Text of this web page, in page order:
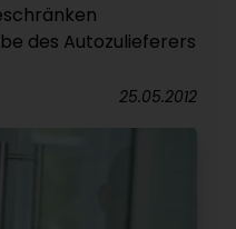
des Autozulieferers
25.05.2012